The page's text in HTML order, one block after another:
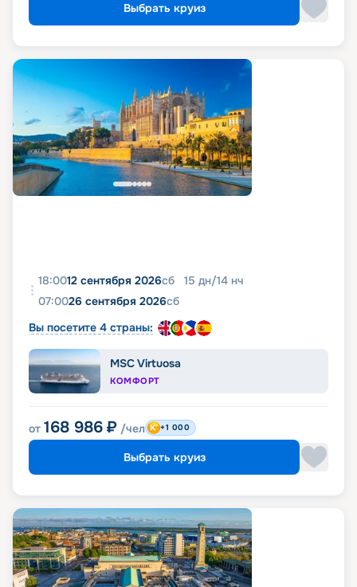
Выбрать круиз
18:0012 сентября 2026сб 15 дн/14 нч
07:0026 сентября 2026сб
Вы посетите 4 страны:
MSC Virtuosa
КОМФОРТ
от 168 986 ₽ /чел +1 000
Выбрать круиз